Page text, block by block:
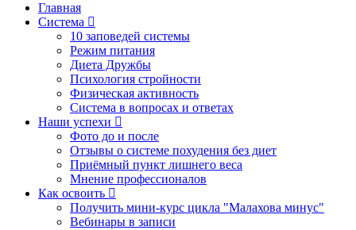
Главная
Система
10 заповедей системы
Режим питания
Диета Дружбы
Психология стройности
Физическая активность
Система в вопросах и ответах
Наши успехи
Фото до и после
Отзывы о системе похудения без диет
Приёмный пункт лишнего веса
Мнение профессионалов
Как освоить
Получить мини-курс цикла "Малахова минус"
Вебинары в записи